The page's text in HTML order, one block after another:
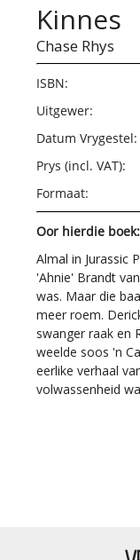
Kinnes
Chase Rhys
ISBN:
Uitgewer:
Datum Vrygestel:
Prys (incl. VAT):
Formaat:
Oor hierdie boek:
Almal in Jurassic
'Ahnie' Brandt
was. Maar die
meer roem.
swanger raak en
weelde soos 'n
eerlike verhaal
volwassenheid